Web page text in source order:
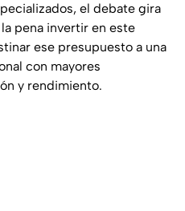
el debate gira
pena invertir en este
ese presupuesto a una
con mayores
y rendimiento.